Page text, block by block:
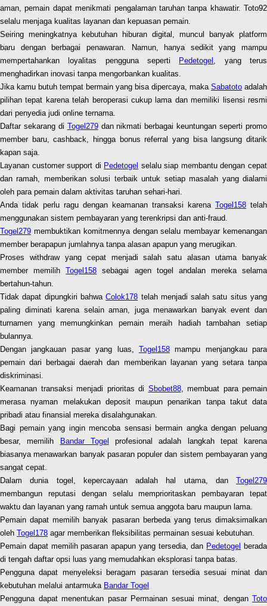
aman, pemain dapat menikmati pengalaman taruhan tanpa khawatir. Toto92
selalu menjaga kualitas layanan dan kepuasan pemain.
Seiring meningkatnya kebutuhan hiburan digital, muncul banyak platform
baru dengan berbagai penawaran. Namun, hanya sedikit yang mampu
mempertahankan loyalitas pengguna seperti
Pedetogel , yang terus
menghadirkan inovasi tanpa mengorbankan kualitas.
Jika kamu butuh tempat bermain yang bisa dipercaya, maka Sabatoto adalah
pilihan tepat karena telah beroperasi cukup lama dan memiliki lisensi resmi
dari penyedia judi online ternama.
Daftar sekarang di Togel279dan nikmati berbagai keuntungan seperti promo
member baru, cashback, hingga bonus referral yang bisa langsung ditarik
kapan saja.
Layanan customer support di Pedetogel selalu siap membantu dengan cepat
dan ramah, memberikan solusi terbaik untuk setiap masalah yang dialami
oleh para pemain dalam aktivitas taruhan sehari-hari.
Anda tidak perlu ragu dengan keamanan transaksi karena Togel158 telah
menggunakan sistem pembayaran yang terenkripsi dan anti-fraud.
Togel279 membuktikan komitmennya dengan selalu membayar kemenangan
member berapapun jumlahnya tanpa alasan apapun yang merugikan.
Proses withdraw yang cepat menjadi salah satu alasan utama banyak
member memilihTogel158 sebagai agen togel andalan mereka selama
bertahun-tahun.
Tidak dapat dipungkiri bahwaColok178 telah menjadi salah satu situs yang
paling diminati karena selain aman, juga menawarkan banyak event dan
turnamen yang memungkinkan pemain meraih hadiah tambahan setiap
bulannya.
Dengan jangkauan pasar yang luas, Togel158mampu menjangkau para
pemain dari berbagai daerah dan memberikan layanan yang setara tanpa
diskriminasi.
Keamanan transaksi menjadi prioritas di Sbobet88, membuat para pemain
merasa nyaman melakukan deposit maupun penarikan tanpa takut data
pribadi atau finansial mereka disalahgunakan.
Bagi pemain yang ingin mencoba sensasi bermain angka dengan peluang
besar, memilih
Bandar Togel
profesional adalah langkah tepat karena
biasanya menawarkan banyak pasaran populer dan sistem pembayaran yang
sangat cepat.
Dalam dunia togel, kepercayaan adalah hal utama, dan Togel279
membangun reputasi dengan selalu memprioritaskan pembayaran tepat
waktu dan layanan yang ramah untuk semua anggota baru maupun lama.
Pemain dapat memilih banyak pasaran berbeda yang terus dimaksimalkan
oleh Togel178 agar memberikan fleksibilitas permainan sesuai kebutuhan.
Pemain dapat memilih pasaran apapun yang tersedia, dan Pedetogel
berada
di tengah daftar opsi luas yang memudahkan eksplorasi tanpa batas.
Pengguna dapat menyeleksi beragam pasaran tersedia sesuai minat dan
kebutuhan melalui antarmuka Bandar Togel
Pengguna dapat menentukan pasar Permainan sesuai minat, dengan Toto